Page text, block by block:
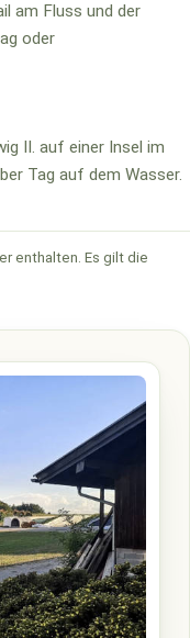
am Fluss und der
oder
II. auf einer Insel im
Tag auf dem Wasser.
enthalten. Es gilt die